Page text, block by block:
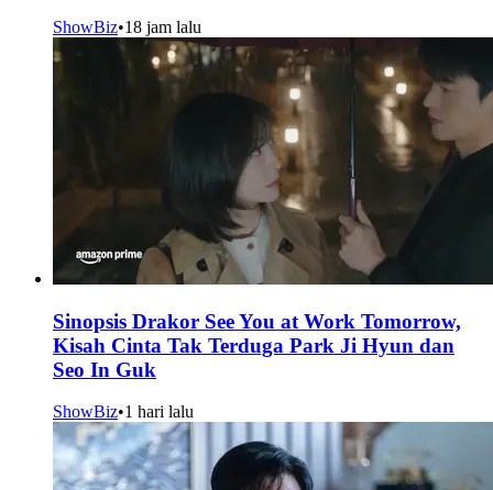
ShowBiz•18 jam lalu
Sinopsis Drakor See You at Work Tomorrow,
Kisah Cinta Tak Terduga Park Ji Hyun dan
Seo In Guk
ShowBiz•1 hari lalu